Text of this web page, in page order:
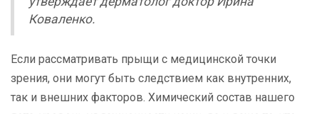
Коваленко.
Если рассматривать прыщи с медицинской точки
зрения, они могут быть следствием как внутренних,
так и внешних факторов. Химический состав нашего